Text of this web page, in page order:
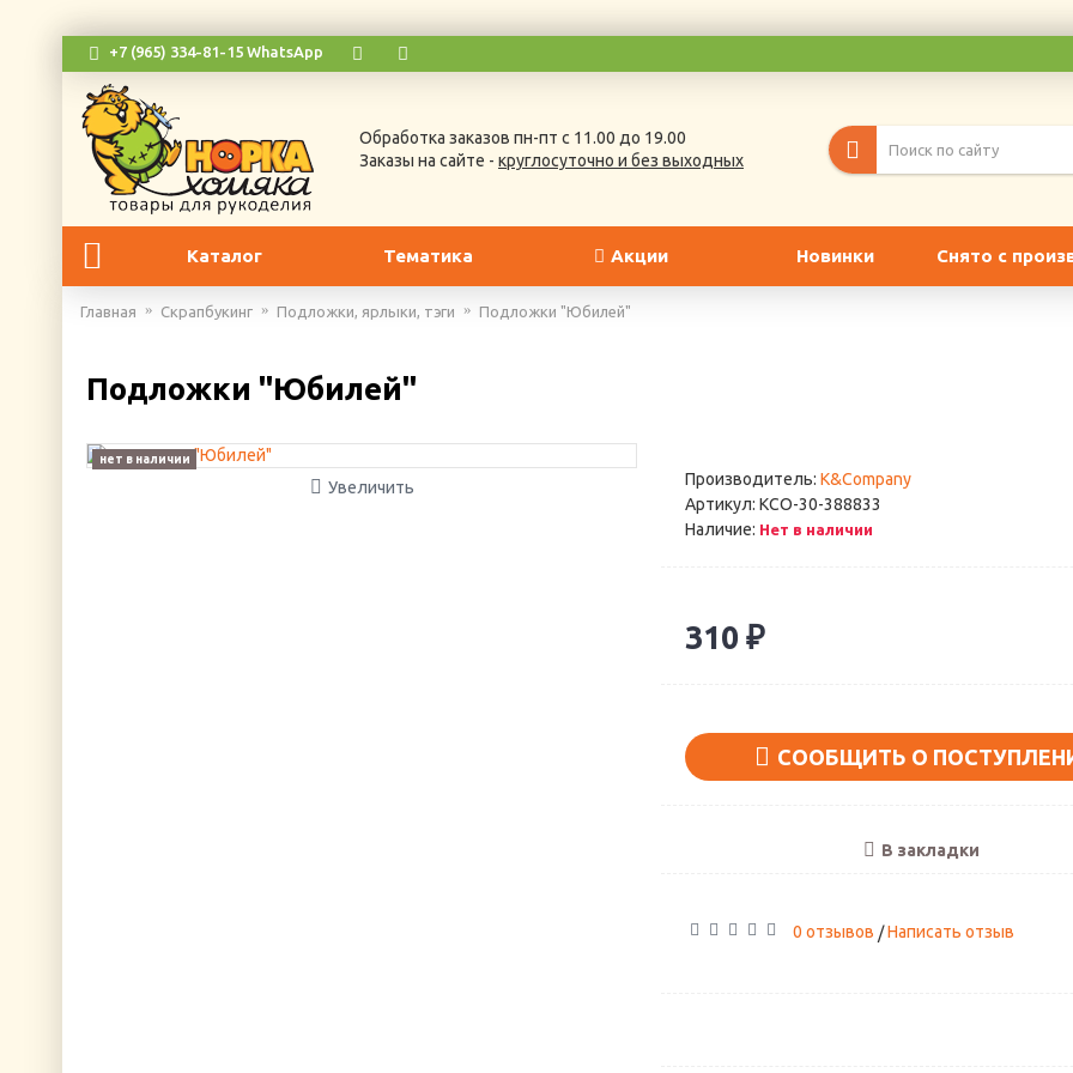
+7 (965) 334-81-15 WhatsApp
Обработка заказов пн-пт с 11.00 до 19.00
Заказы на сайте - круглосуточно и без выходных
Каталог Тематика Акции Новинки Снято с
Главная Скрапбукинг Подложки, ярлыки, тэги Подложки "Юбилей"
Артикул: А-
1890 ₽
Подложки "Юбилей"
нет в наличии
Увеличить Производитель: K&Company
Артикул: KCO-30-388833
Наличие: Нет в наличии
310 ₽
СООБЩИТЬ О
В закладки
0 отзывов /Написать отзыв